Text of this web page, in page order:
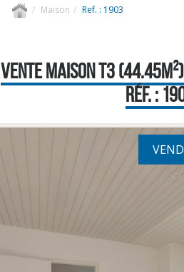
Maison Ref. : 1903
VENTE MAISON T3
RÉF. :